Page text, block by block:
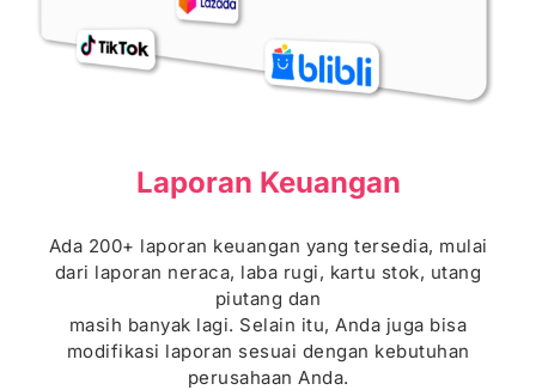
Laporan Keuangan
Ada 200+ laporan keuangan yang tersedia, mulai
dari laporan neraca, laba rugi, kartu stok, utang
piutang dan
masih banyak lagi. Selain itu, Anda juga bisa
modifikasi laporan sesuai dengan kebutuhan
perusahaan Anda.